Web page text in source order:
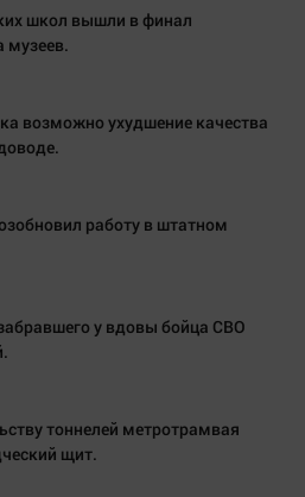
школ вышли в финал
музеев.
возможно ухудшение качества
работу в штатном
у вдовы бойца СВО
тоннелей метротрамвая
щит.